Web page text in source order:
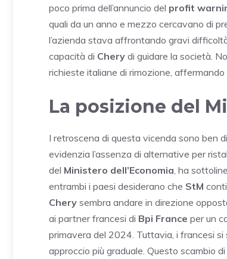
poco prima dell’annuncio del profit
quali da un anno e mezzo cercavano di
l’azienda stava affrontando gravi
capacità di Chery di guidare la società.
richieste italiane di rimozione,
La posizione del
I retroscena di questa vicenda sono ben
evidenzia l’assenza di alternative per
del Ministero dell’Economia , ha
entrambi i paesi desiderano che StM
Chery sembra andare in direzione
ai partner francesi di Bpi France per un
primavera del 2024. Tuttavia, i francesi
approccio più graduale. Questo scambio